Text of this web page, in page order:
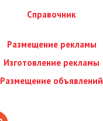
Справочник
Размещение рекламы
Изготовление рекламы
Размещение объявлений